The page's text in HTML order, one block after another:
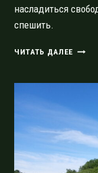
насладиться
спешить.
ЧИТАТЬ ДАЛЕЕ
2021